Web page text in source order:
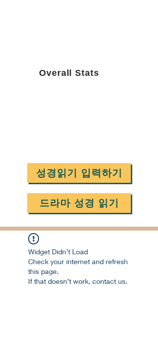
Overall Stats
성경읽기 입력하기
드라마 성경 읽기
Widget Didn’t Load
Check your internet and refresh
this page.
If that doesn’t work, contact us.